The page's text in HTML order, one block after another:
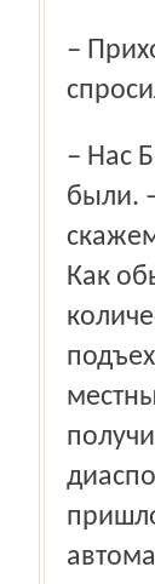
– Приходилось применять и использовать оружие? –
– Нас Бог миловал, – ответил Гайдук, – но у других случаи
были.
Как